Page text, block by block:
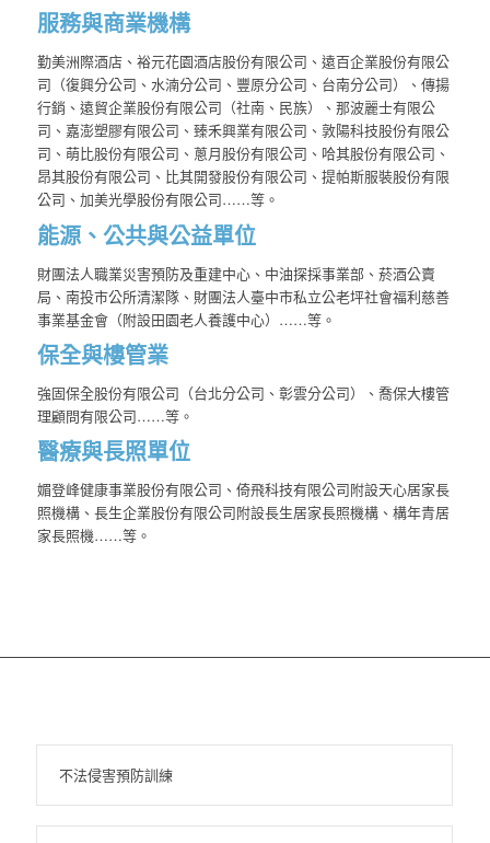
服務與商業機構
勤美洲際酒店、裕元花園酒店股份有限公司、遠百企業股份有限公
司（復興分公司、水湳分公司、豐原分公司、台南分公司）、傳揚
行銷、遠貿企業股份有限公司（社南、民族）、那波麗士有限公
司、嘉澎塑膠有限公司、臻禾興業有限公司、敦陽科技股份有限公
司、萌比股份有限公司、蔥月股份有限公司、哈其股份有限公司、
昂其股份有限公司、比其開發股份有限公司、提帕斯服裝股份有限
公司、加美光學股份有限公司……等。
能源、公共與公益單位
財團法人職業災害預防及重建中心、中油探採事業部、菸酒公賣
局、南投市公所清潔隊、財團法人臺中市私立公老坪社會福利慈善
事業基金會（附設田園老人養護中心）……等。
保全與樓管業
強固保全股份有限公司（台北分公司、彰雲分公司）、喬保大樓管
理顧問有限公司……等。
醫療與長照單位
媚登峰健康事業股份有限公司、倚飛科技有限公司附設天心居家長
照機構、長生企業股份有限公司附設長生居家長照機構、構年青居
家長照機……等。
不法侵害預防訓練